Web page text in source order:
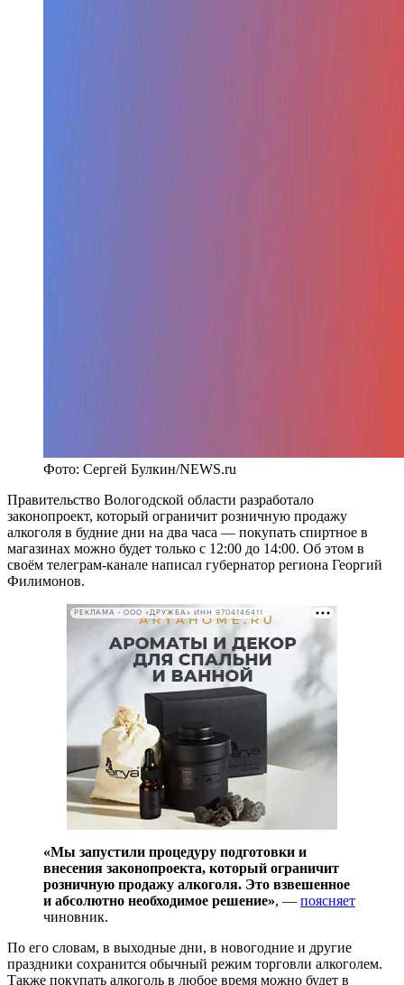
Фото: Сергей Булкин/NEWS.ru
Правительство Вологодской области разработало
законопроект, который ограничит розничную продажу
алкоголя в будние дни на два часа — покупать спиртное в
магазинах можно будет только с 12:00 до 14:00. Об этом в
своём телеграм-канале написал губернатор региона Георгий
Филимонов.
РЕКЛАМА • ООО «ДРУЖБА» ИНН 9704146411
«Мы запустили процедуру подготовки и
внесения законопроекта, который ограничит
розничную продажу алкоголя. Это взвешенное
и абсолютно необходимое решение», — поясняет
чиновник.
По его словам, в выходные дни, в новогодние и другие
праздники сохранится обычный режим торговли алкоголем.
Также покупать алкоголь в любое время можно будет в